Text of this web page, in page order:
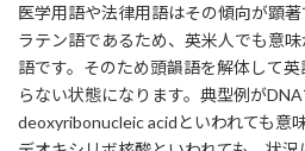
医学用語や法律用語はその傾向が顕
ラテン語であるため、英米人でも意
語です。そのため頭韻語を解体して
らない状態になります。典型例がDNA
deoxyribonucleic acidといわれても意